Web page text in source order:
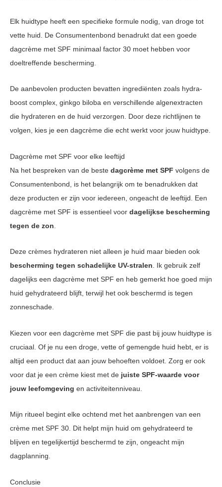
Elk huidtype heeft een specifieke formule nodig, van droge tot
vette huid. De Consumentenbond benadrukt dat een goede
dagcrème met SPF minimaal factor 30 moet hebben voor
doeltreffende bescherming.
De aanbevolen producten bevatten ingrediënten zoals hydra-
boost complex, ginkgo biloba en verschillende algenextracten
die hydrateren en de huid verzorgen. Door deze richtlijnen te
volgen, kies je een dagcrème die echt werkt voor jouw huidtype.
Dagcrème met SPF voor elke leeftijd
Na het bespreken van de beste dagcrème met SPF volgens de
Consumentenbond, is het belangrijk om te benadrukken dat
deze producten er zijn voor iedereen, ongeacht de leeftijd. Een
dagcrème met SPF is essentieel voor dagelijkse bescherming
tegen de zon
Deze crèmes hydrateren niet alleen je huid maar bieden ook
bescherming tegen schadelijke UV-stralen. Ik gebruik zelf
dagelijks een dagcrème met SPF en heb gemerkt hoe goed mijn
huid gehydrateerd blijft, terwijl het ook beschermd is tegen
zonneschade.
Kiezen voor een dagcrème met SPF die past bij jouw huidtype is
cruciaal. Of je nu een droge, vette of gemengde huid hebt, er is
altijd een product dat aan jouw behoeften voldoet. Zorg er ook
voor dat je een crème kiest met de juiste SPF-waarde voor
jouw leefomgeving en activiteitenniveau.
Mijn ritueel begint elke ochtend met het aanbrengen van een
crème met SPF 30. Dit helpt mijn huid om gehydrateerd te
blijven en tegelijkertijd beschermd te zijn, ongeacht mijn
dagplanning.
Conclusie